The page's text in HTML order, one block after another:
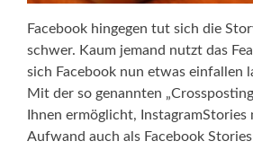
Facebook hingegen tut sich die
schwer. Kaum jemand nutzt das
sich Facebook nun etwas einfallen
Mit der so genannten
Ihnen ermöglicht,
Aufwand auch als Facebook